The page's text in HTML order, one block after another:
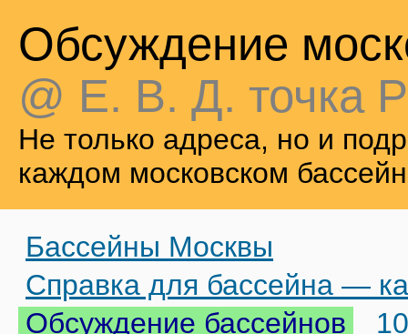
Обсуждение
@ Е. В. Д. точка
Не только адреса, но и
каждом московском
Бассейны Москвы
Справка для бассейна —
Обсуждение бассейнов